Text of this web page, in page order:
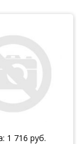
1 716 руб.